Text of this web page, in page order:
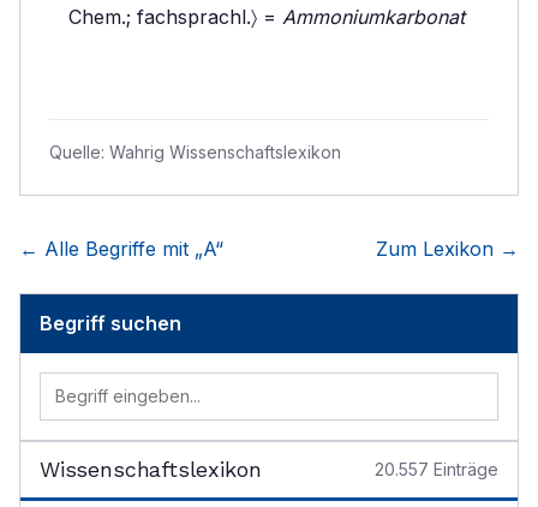
Chem.; fachsprachl.〉 = Ammoniumkarbonat
Quelle: Wahrig Wissenschaftslexikon
← Alle Begriffe mit „A“ Zum Lexikon →
Begriff suchen
Wissenschaftslexikon 20.557 Einträge